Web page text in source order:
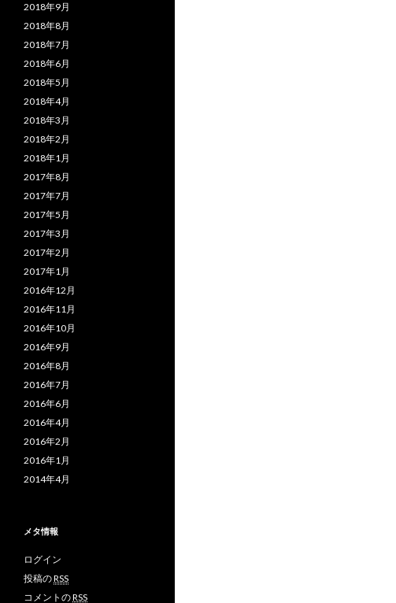
2018年9月
2018年8月
2018年7月
2018年6月
2018年5月
2018年4月
2018年3月
2018年2月
2018年1月
2017年8月
2017年7月
2017年5月
2017年3月
2017年2月
2017年1月
2016年12月
2016年11月
2016年10月
2016年9月
2016年8月
2016年7月
2016年6月
2016年4月
2016年2月
2016年1月
2014年4月
メタ情報
ログイン
投稿のRSS
コメントのRSS